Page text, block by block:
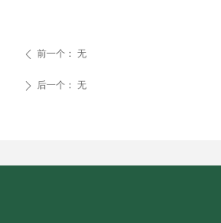
ꄴ 前一个： 无
ꄲ 后一个： 无